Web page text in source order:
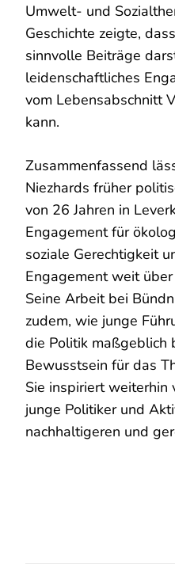
Umwelt- und
Geschichte zeigte,
sinnvolle Beiträge
leidenschaftliches
vom Lebensabschnitt
kann.
Zusammenfassend
Niezhards früher
von 26 Jahren in
Engagement für
soziale Gerechtigkeit
Engagement weit
Seine Arbeit bei
zudem, wie junge
die Politik maßgeblich
Bewusstsein für das
Sie inspiriert weiterhin
junge Politiker und
nachhaltigeren und